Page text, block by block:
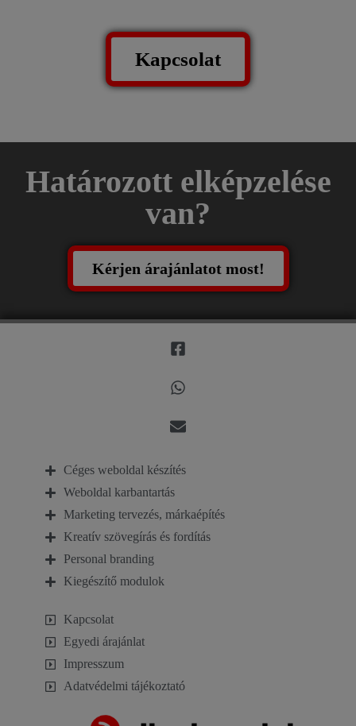
Kapcsolat
Határozott elképzelése
van?
Kérjen árajánlatot most!
Céges weboldal készítés
Weboldal karbantartás
Marketing tervezés, márkaépítés
Kreatív szövegírás és fordítás
Personal branding
Kiegészítő modulok
Kapcsolat
Egyedi árajánlat
Impresszum
Adatvédelmi tájékoztató